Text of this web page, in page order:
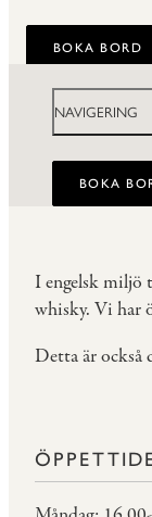
BOKA BORD
NAVIGERING
BOKA
I engelsk miljö
whisky. Vi har
Detta är också